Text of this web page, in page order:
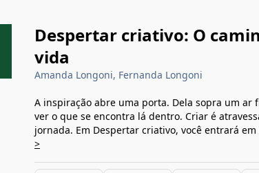
Despertar criativo: O
vida
Amanda Longoni, Fernanda Longoni
A inspiração abre uma porta. Dela sopra um ar
ver o que se encontra lá dentro. Criar é
jornada. Em Despertar criativo, você entrará em
>